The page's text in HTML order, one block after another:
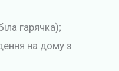
гарячка);
на дому з